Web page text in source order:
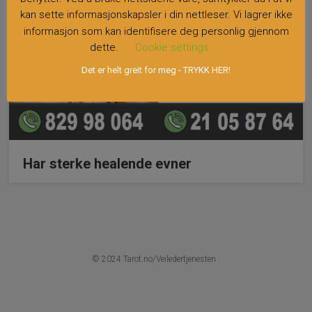
Har sterke healende evner
© 2024 Tarot.no/Veiledertjenesten ·
kan sette informasjonskapsler i din nettleser. Vi lagrer ikke
informasjon som kan identifisere deg personlig gjennom
dette.
Cookie settings
Det er helt greit for meg - TRYKK HER!